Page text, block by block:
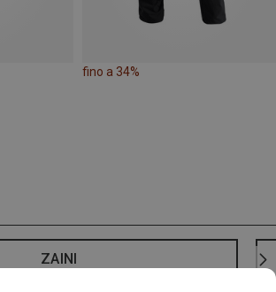
fino a 34%
ZAINI